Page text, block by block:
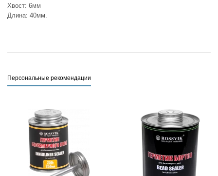
Хвост: 6мм
Длина: 40мм.
Персональные рекомендации